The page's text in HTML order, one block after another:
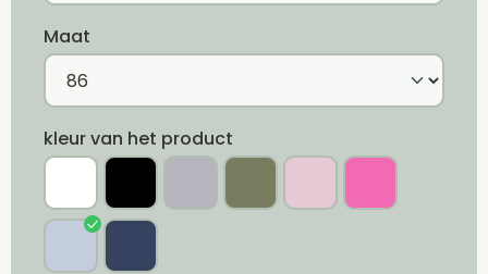
Maat
kleur van het product